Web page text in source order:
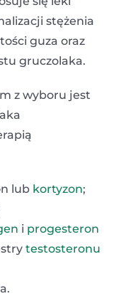
stężenia
guza oraz
gruczolaka.
z wyboru jest
lub kortyzon;
i progesteron
testosteronu